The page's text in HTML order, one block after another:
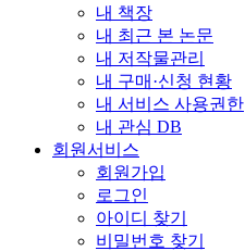
내 책장
내 최근 본 논문
내 저작물관리
내 구매·신청 현황
내 서비스 사용권한
내 관심 DB
회원서비스
회원가입
로그인
아이디 찾기
비밀번호 찾기